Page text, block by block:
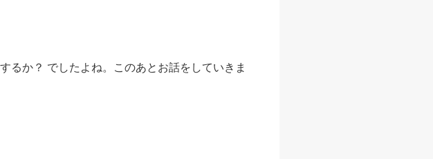
るか？ でしたよね。このあとお話をしていきま